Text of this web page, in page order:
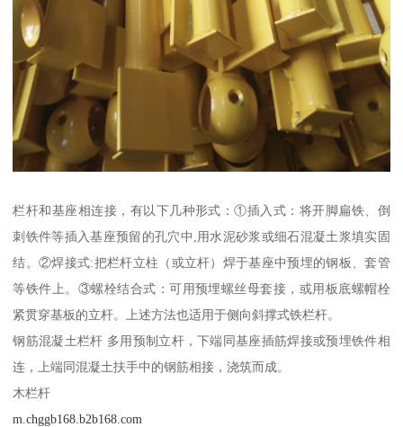
栏杆和基座相连接，有以下几种形式：①插入式：将开脚扁铁、倒
刺铁件等插入基座预留的孔穴中,用水泥砂浆或细石混凝土浆填实固
结。②焊接式:把栏杆立柱（或立杆）焊于基座中预埋的钢板、套管
等铁件上。③螺栓结合式：可用预埋螺丝母套接，或用板底螺帽栓
紧贯穿基板的立杆。上述方法也适用于侧向斜撑式铁栏杆。
钢筋混凝土栏杆 多用预制立杆，下端同基座插筋焊接或预埋铁件相
连，上端同混凝土扶手中的钢筋相接，浇筑而成。
木栏杆
m.chggb168.b2b168.com